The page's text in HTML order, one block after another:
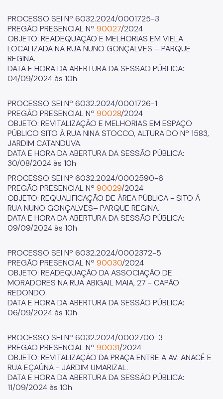
PROCESSO SEI Nº 6032.2024/0001725-3
PREGÃO PRESENCIAL Nº 90027/2024
OBJETO: READEQUAÇÃO E MELHORIAS EM VIELA
LOCALIZADA NA RUA NUNO GONÇALVES – PARQUE
REGINA.
DATA E HORA DA ABERTURA DA SESSÃO PÚBLICA:
04/09/2024 às 10h
PROCESSO SEI Nº 6032.2024/0001726-1
PREGÃO PRESENCIAL Nº 90028/2024
OBJETO: REVITALIZAÇÃO E MELHORIAS EM ESPAÇO
PÚBLICO SITO À RUA NINA STOCCO, ALTURA DO Nº 1583,
JARDIM CATANDUVA.
DATA E HORA DA ABERTURA DA SESSÃO PÚBLICA:
30/08/2024 às 10h
PROCESSO SEI Nº 6032.2024/0002590-6
PREGÃO PRESENCIAL Nº 90029/2024
OBJETO: REQUALIFICAÇÃO DE ÁREA PÚBLICA - SITO À
RUA NUNO GONÇALVES– PARQUE REGINA.
DATA E HORA DA ABERTURA DA SESSÃO PÚBLICA:
09/09/2024 às 10h
PROCESSO SEI Nº 6032.2024/0002372-5
PREGÃO PRESENCIAL Nº 90030/2024
OBJETO: READEQUAÇÃO DA ASSOCIAÇÃO DE
MORADORES NA RUA ABIGAIL MAIA, 27 - CAPÃO
REDONDO.
DATA E HORA DA ABERTURA DA SESSÃO PÚBLICA:
06/09/2024 às 10h
PROCESSO SEI Nº 6032.2024/0002700-3
PREGÃO PRESENCIAL Nº 90031/2024
OBJETO: REVITALIZAÇÃO DA PRAÇA ENTRE A AV. ANACÉ E
RUA EÇAÚNA - JARDIM UMARIZAL.
DATA E HORA DA ABERTURA DA SESSÃO PÚBLICA:
11/09/2024 às 10h